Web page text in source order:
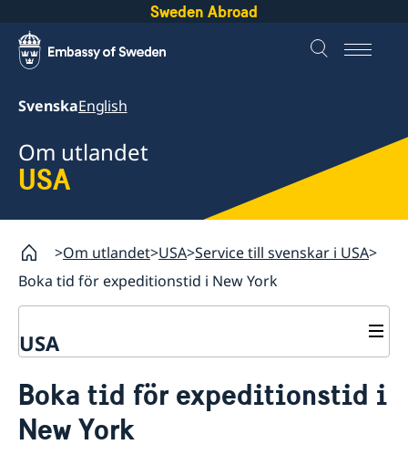
Sweden Abroad
SvenskaEnglish
Om utlandet
USA
Om utlandet USA Service till svenskar i USA
Boka tid för expeditionstid i New York
USA
Service till svenskar i USA
Rösta i USA
Reseinformation
Boka tid för expeditionstid i
New York